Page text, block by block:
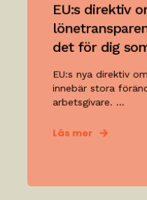
EU:s direktiv
det för dig
EU:s nya direktiv
innebär stora
arbetsgivare. ...
Läs mer